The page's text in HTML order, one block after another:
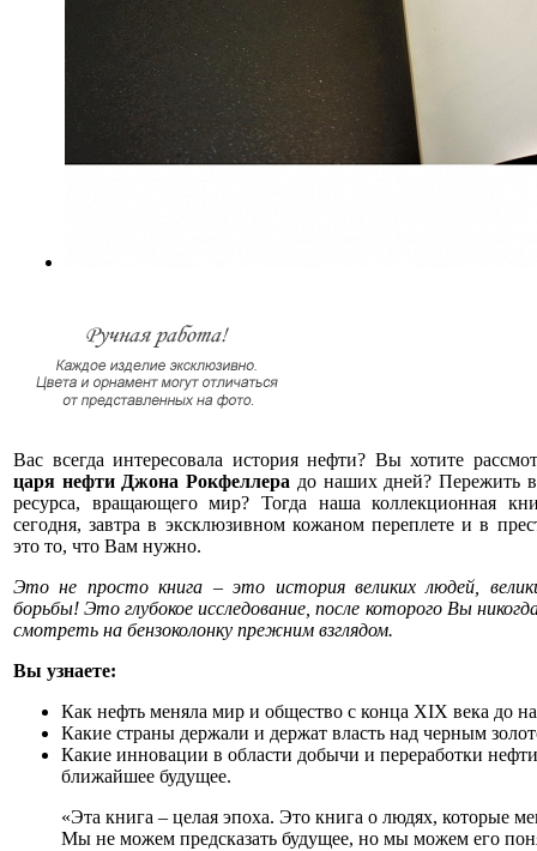
Вас всегда интересовала история нефти? Вы хотите
царя нефти Джона Рокфеллера до наших дней? Пережить
ресурса, вращающего мир? Тогда наша коллекционная
сегодня, завтра в эксклюзивном кожаном переплете и в
это то, что Вам нужно.
Это не просто книга – это история великих людей,
борьбы! Это глубокое исследование, после которого Вы
смотреть на бензоколонку прежним взглядом.
Вы узнаете:
Как нефть меняла мир и общество с конца XIX века до
Какие страны держали и держат власть над черным
Какие инновации в области добычи и переработки
ближайшее будущее.
«Эта книга – целая эпоха. Это книга о людях, которые
Мы не можем предсказать будущее, но мы можем его